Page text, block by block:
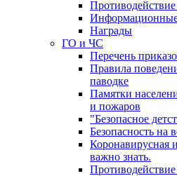
Награды
ГО и ЧС
Перечень
Правила
паводке
Памятки
и пожаров
"Безопасное
Безопасность на
Коронавирусная
важно знать.